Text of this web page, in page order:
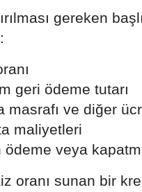
gereken
geri ödeme tutarı
masrafı ve diğer
maliyetleri
ödeme veya
oranı sunan bir